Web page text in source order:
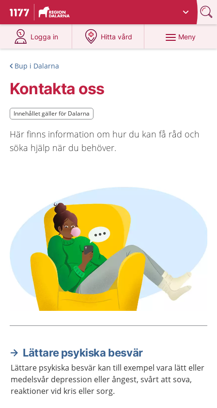
Till startsidan för 1177
Du har valt region
Logga in
på 1177.se
Hitta vård
på 1177.se
Meny
Bup i Dalarna
Kontakta oss
Innehållet gäller för Dalarna
Innehållet gäller för Dalarna
Här finns information om hur du kan få råd och
söka hjälp när du behöver.
Aktuella artiklar
Lättare psykiska besvär
Lättare psykiska besvär kan till exempel vara lätt eller
medelsvår depression eller ångest, svårt att sova,
reaktioner vid kris eller sorg.